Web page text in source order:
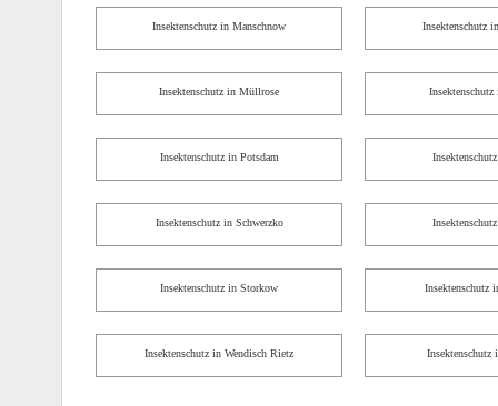
Insektenschutz in Manschnow Insektenschutz
Insektenschutz in Müllrose Insektenschutz
Insektenschutz in Potsdam
Insektenschutz in Schwerzko
Insektenschutz in Storkow Insektenschutz
Insektenschutz in Wendisch Rietz Insektenschutz